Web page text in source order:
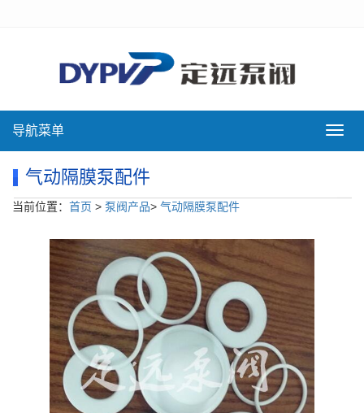
导
航
导航菜单
气动隔膜泵配件
当前位置： 首页 > 泵阀产品> 气动隔膜泵配件